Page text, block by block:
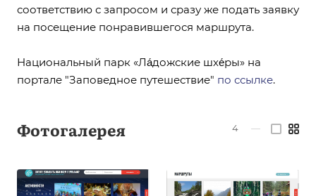
соответствию с запросом и сразу же подать заявку
на посещение понравившегося маршрута.
Национальный парк «Ла́дожские шхе́ры» на
портале "Заповедное путешествие" по ссылке.
Фотогалерея 4 —